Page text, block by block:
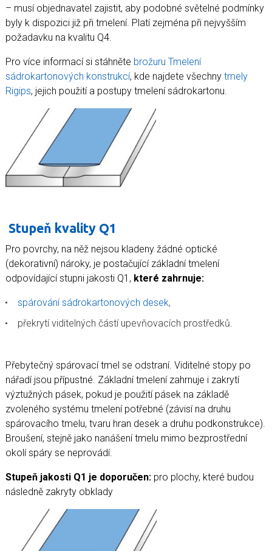
– musí objednavatel zajistit, aby podobné světelné podmínky
byly k dispozici již při tmelení. Platí zejména při nejvyšším
požadavku na kvalitu Q4.
Pro více informací si stáhněte brožuru Tmelení
sádrokartonových konstrukcí, kde najdete všechny tmely
Rigips, jejich použití a postupy tmelení sádrokartonu.
Stupeň kvality Q1
Pro povrchy, na něž nejsou kladeny žádné optické
(dekorativní) nároky, je postačující základní tmelení
odpovídající stupni jakosti Q1, které zahrnuje:
spárování sádrokartonových desek,
překrytí viditelných částí upevňovacích prostředků.
Přebytečný spárovací tmel se odstraní. Viditelné stopy po
nářadí jsou přípustné. Základní tmelení zahrnuje i zakrytí
výztužných pásek, pokud je použití pásek na základě
zvoleného systému tmelení potřebné (závisí na druhu
spárovacího tmelu, tvaru hran desek a druhu podkonstrukce).
Broušení, stejně jako nanášení tmelu mimo bezprostřední
okolí spáry se neprovádí.
Stupeň jakosti Q1 je doporučen: pro plochy, které budou
následně zakryty obklady